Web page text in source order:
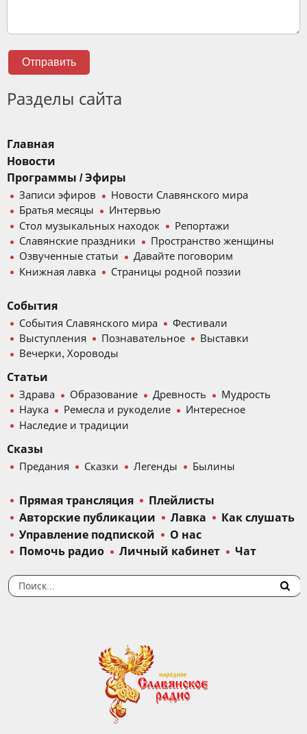
Отправить
Разделы сайта
Главная
Новости
Программы / Эфиры
Записи эфиров
Новости Славянского мира
Братья месяцы
Интервью
Стол музыкальных находок
Репортажи
Славянские праздники
Пространство женщины
Озвученные статьи
Давайте поговорим
Книжная лавка
Страницы родной поэзии
События
События Славянского мира
Фестивали
Выступления
Познавательное
Выставки
Вечерки, Хороводы
Статьи
Здрава Образование Древность
Мудрость
Наука
Ремесла и рукоделие
Интересное
Наследие и традиции
Сказы
Предания Сказки Легенды Былины
Прямая трансляция
Плейлисты
Авторские публикации
Лавка
Как слушать
Управление подпиской
О нас
Помочь радио
Личный кабинет Чат